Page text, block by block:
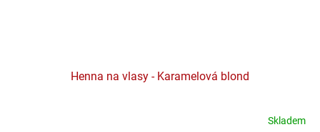
Henna na vlasy - Karamelová blond
Skladem